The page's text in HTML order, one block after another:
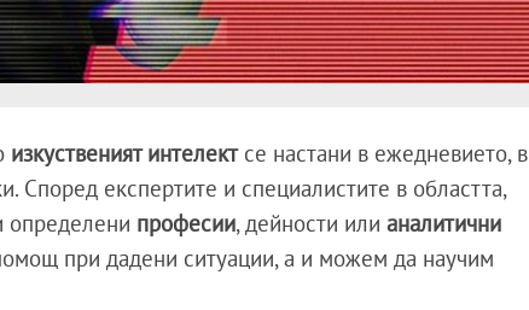
изкуственият интелектсе настани в ежедневието, в
Според експертите и специалистите в областта,
определени професии, дейности илианалитични
при дадени ситуации, а и можем да научим